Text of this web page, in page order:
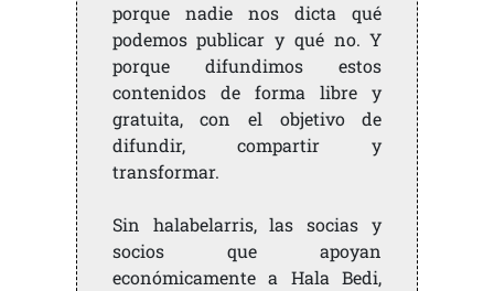
porque nadie nos dicta qué
podemos publicar y qué no. Y
porque difundimos estos
contenidos de forma libre y
gratuita, con el objetivo de
difundir, compartir y
transformar.
Sin halabelarris, las socias y
socios que apoyan
económicamente a Hala Bedi,